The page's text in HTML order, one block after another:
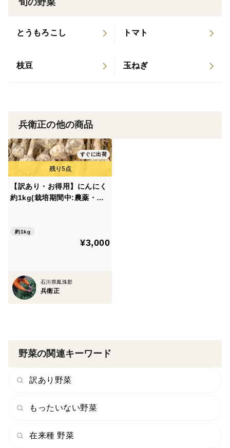
旬の野菜
とうもろこし トマト
枝豆 玉ねぎ
兵衛正の他の商品
すぐに出荷
【訳あり・お得用】にんにく
約1kg(栽培期間中:農薬・化
約1kg
¥3,000
石川県鳳珠郡
兵衛正
野菜の関連キーワード
訳あり野菜
もったいない野菜
在来種 野菜